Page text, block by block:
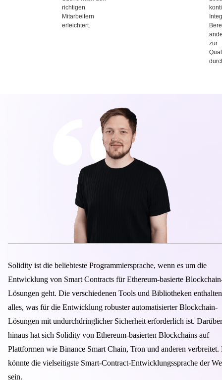
richtigen
Mitarbeitern
erleichtert.
zur
Solidity ist die beliebteste Programmiersprache, wenn es um die
Entwicklung von Smart Contracts für Ethereum-basierte
Lösungen geht. Die verschiedenen Tools und Bibliotheken enthalten
alles, was für die Entwicklung robuster automatisierter Blockchain-
Lösungen mit undurchdringlicher Sicherheit erforderlich ist. Darüber
hinaus hat sich Solidity von Ethereum-basierten Blockchains auf
Plattformen wie Binance Smart Chain, Tron und anderen verbreitet.
könnte die vielseitigste Smart-Contract-Entwicklungssprache der
sein.